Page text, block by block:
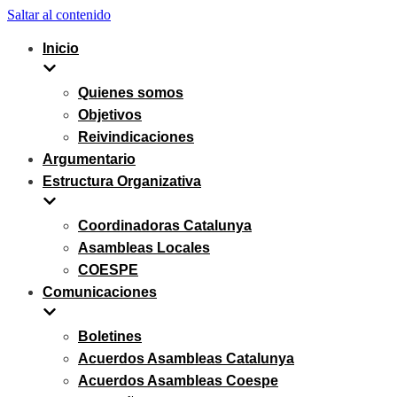
Saltar al contenido
Inicio
Quienes somos
Objetivos
Reivindicaciones
Argumentario
Estructura Organizativa
Coordinadoras Catalunya
Asambleas Locales
COESPE
Comunicaciones
Boletines
Acuerdos Asambleas Catalunya
Acuerdos Asambleas Coespe